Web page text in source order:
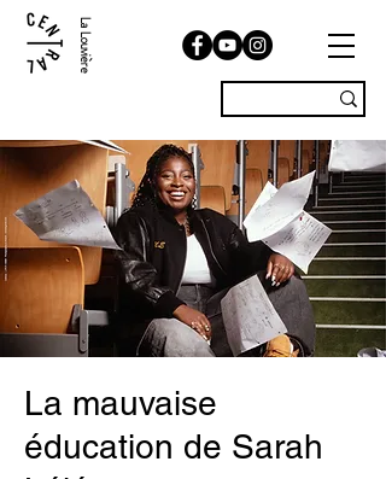
La Louvière
La mauvaise
éducation de Sarah